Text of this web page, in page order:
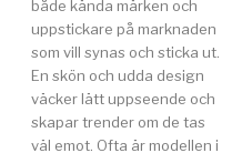
både kända märken och
uppstickare på marknaden
som vill synas och sticka ut.
En skön och udda design
väcker lätt uppseende och
skapar trender om de tas
väl emot. Ofta är modellen i